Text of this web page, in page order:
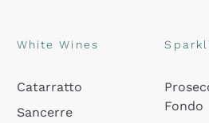
White Wines
Catarratto
Sancerre
Fondo